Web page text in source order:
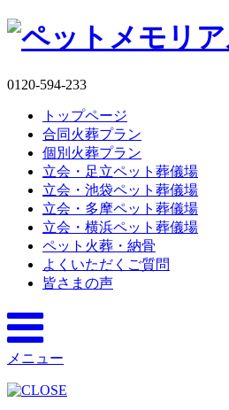
0120-594-233
トップページ
合同火葬プラン
個別火葬プラン
立会・足立ペット葬儀場
立会・池袋ペット葬儀場
立会・多摩ペット葬儀場
立会・横浜ペット葬儀場
ペット火葬・納骨
よくいただくご質問
皆さまの声
メニュー